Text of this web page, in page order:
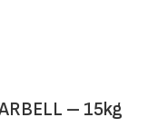
– 15kg